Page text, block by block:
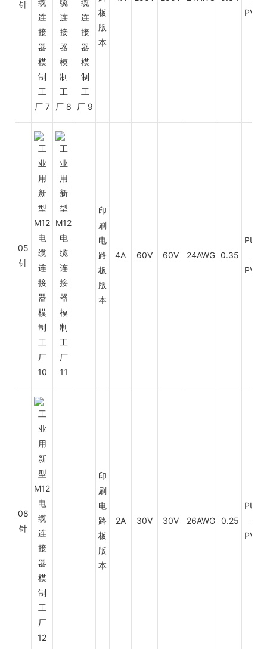
针
板
版
本
PVC
05
针
印
刷
电
路
板
版
本
4A 60V 60V 24AWG 0.35
PUR
PVC
08
针
印
刷
电
路
板
版
本
2A 30V 30V 26AWG 0.25
PUR
PVC